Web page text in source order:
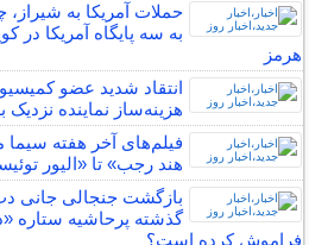
حملات آمریکا به شیراز،
به سه پایگاه آمریکا
هرمز
انتقاد شدید عضو
هزینه‌ساز نماینده نزدیک
فیلم‌های آخر هفته
هند رجب» تا «الیور
بازگشت جنجالی جانی
گذشته پرحاشیه ستاره
فراموش کرده است؟